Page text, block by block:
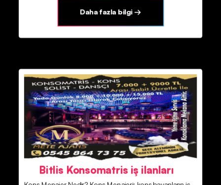
Daha fazla bilgi →
Bitlis Konsomatris iş ilanları